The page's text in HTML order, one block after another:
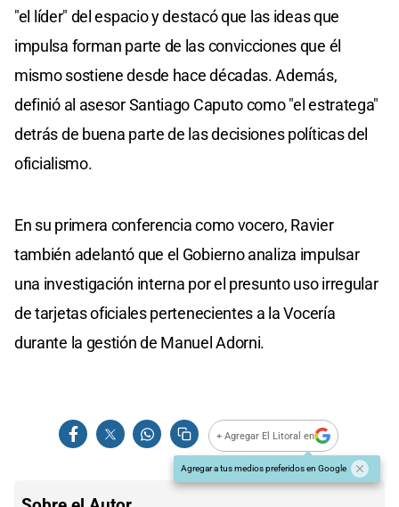
"el líder" del espacio y destacó que las ideas que
impulsa forman parte de las convicciones que él
mismo sostiene desde hace décadas. Además,
definió al asesor Santiago Caputo como "el estratega"
detrás de buena parte de las decisiones políticas del
oficialismo.
En su primera conferencia como vocero, Ravier
también adelantó que el Gobierno analiza impulsar
una investigación interna por el presunto uso irregular
de tarjetas oficiales pertenecientes a la Vocería
durante la gestión de Manuel Adorni.
+ Agregar El Litoral en
Agregar a tus medios preferidos en Google